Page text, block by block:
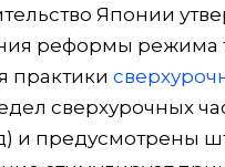
Японии
реформы режима
практики
сверхурочных
и предусмотрены